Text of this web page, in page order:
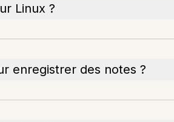
Linux ?
enregistrer des notes ?